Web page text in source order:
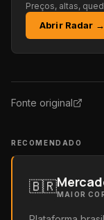
Preços, altas,
Abrir Radar →
Fonte original
RECOMENDADO
🇧🇷MAIOR